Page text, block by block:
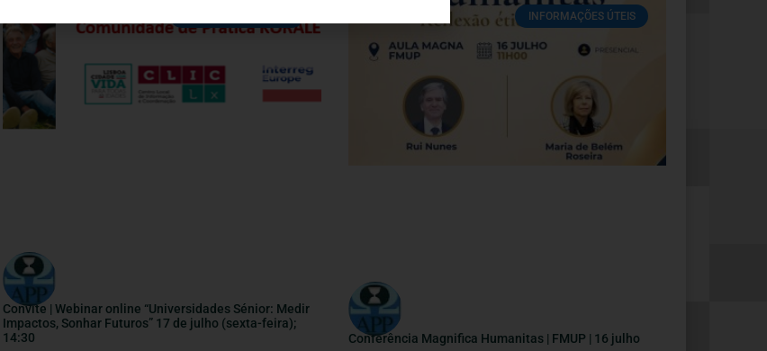
Convite | Webinar online “Universidades Sénior: Medir
Impactos, Sonhar Futuros” 17 de julho (sexta-feira);
14:30
INFORMAÇÕES ÚTEIS
Conferência Magnifica Humanitas | FMUP | 16 julho